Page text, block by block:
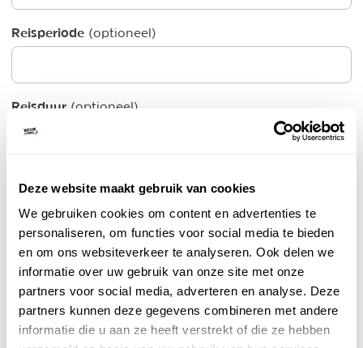
Deze website maakt gebruik van cookies
We gebruiken cookies om content en advertenties te
personaliseren, om functies voor social media te bieden
en om ons websiteverkeer te analyseren. Ook delen we
informatie over uw gebruik van onze site met onze
partners voor social media, adverteren en analyse. Deze
partners kunnen deze gegevens combineren met andere
informatie die u aan ze heeft verstrekt of die ze hebben
Reisperiode (optioneel)
Reisduur (optioneel)
PLAATS ERVARING
Top 3 meest bekeken advertenties van TME
TME - Over de Andes in 145 dagen
Groepsreis